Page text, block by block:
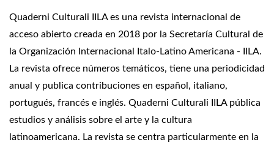
Quaderni Culturali IILA es una revista internacional de
acceso abierto creada en 2018 por la Secretaría Cultural de
la Organización Internacional Italo-Latino Americana - IILA.
La revista ofrece números temáticos, tiene una periodicidad
anual y publica contribuciones en español, italiano,
portugués, francés e inglés. Quaderni Culturali IILA pública
estudios y análisis sobre el arte y la cultura
latinoamericana. La revista se centra particularmente en la